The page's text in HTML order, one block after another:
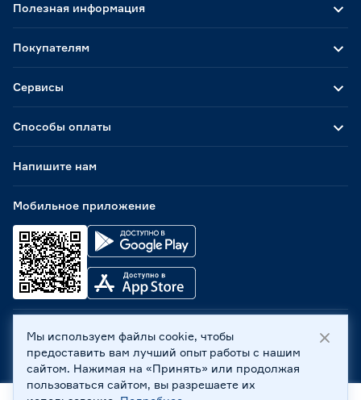
Способы оплаты
Мобильное приложение
Полезная информация
Покупателям
Сервисы
Напишите нам
ООО «Бауцентр Рус» 2004 -2026, 236029, г. Калининград,
ул. А.Невского, 205. ИНН 7702596813, КПП 390601001 ©
Все права защищены
Политика обработки персональных данных
Мы используем файлы cookie, чтобы
предоставить вам лучший опыт работы с нашим
сайтом. Нажимая на «Принять» или продолжая
пользоваться сайтом, вы разрешаете их